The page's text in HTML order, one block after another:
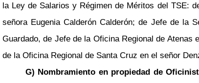
la Ley de Salarios y Régimen de Méritos del TSE:
señora Eugenia Calderón Calderón; de Jefe de la
Guardado, de Jefe de la Oficina Regional de
de la Oficina Regional de Santa Cruz en el señor
G) Nombramiento en propiedad de